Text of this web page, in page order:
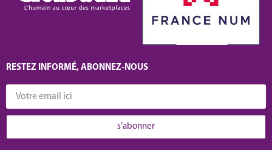
RESTEZ INFORMÉ, ABONNEZ-NOUS​
s’abonner